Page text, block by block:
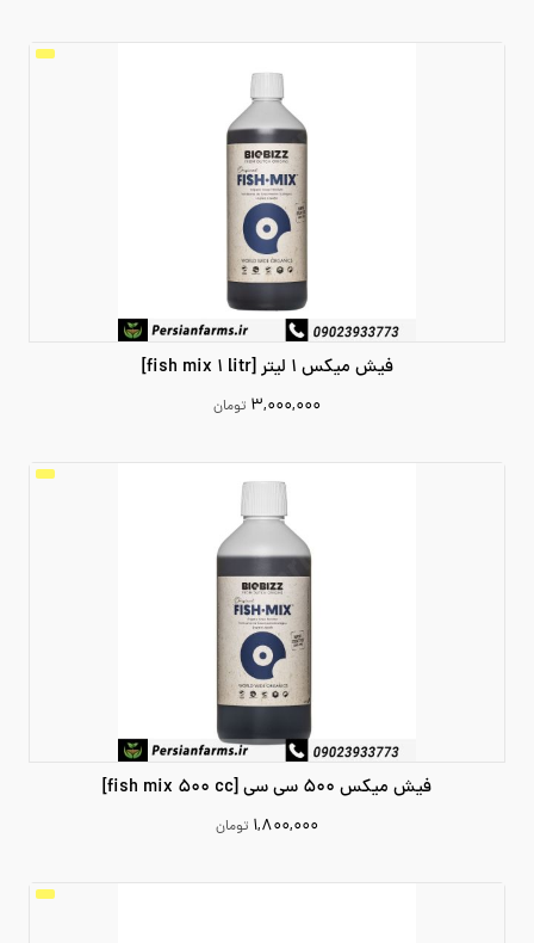
فیش میکس 1 لیتر [fish mix 1 litr]
۳,۰۰۰,۰۰۰ تومان
افزودن به سبد خرید
فیش میکس 500 سی سی [fish mix 500 cc]
۱,۸۰۰,۰۰۰ تومان